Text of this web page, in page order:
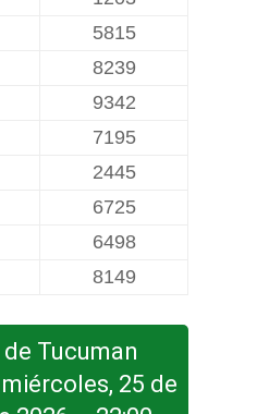
5815
8239
9342
7195
2445
6725
6498
8149
Tucuman
25 de